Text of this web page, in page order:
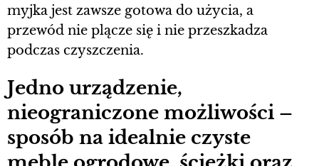
myjka jest zawsze gotowa do użycia, a
przewód nie plącze się i nie przeszkadza
podczas czyszczenia.
Jedno urządzenie,
nieograniczone możliwości –
sposób na idealnie czyste